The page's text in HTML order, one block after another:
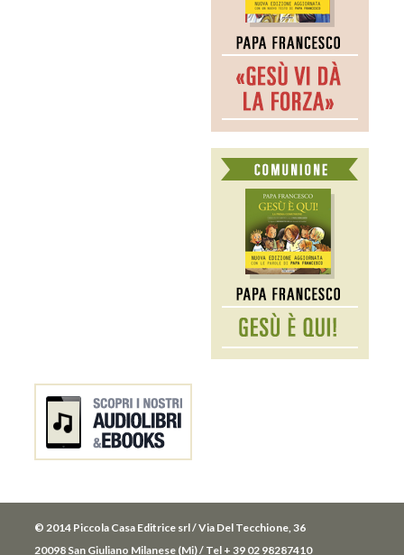
© 2014 Piccola Casa Editrice srl / Via Del Tecchione, 36
20098 San Giuliano Milanese (Mi) / Tel + 39 02 98287410